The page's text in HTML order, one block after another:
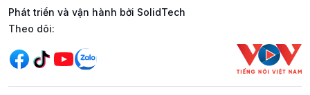
Phát triển và vận hành bởi SolidTech
Mạng xã hội
Theo dõi: